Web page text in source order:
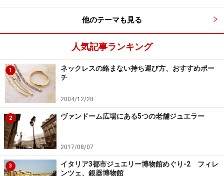
他のテーマも見る
人気記事ランキング
1
ネックレスの絡まない持ち運び方、おすすめポー
チ
2004/12/28
2 ヴァンドーム広場にある5つの老舗ジュエラー
2017/08/07
3
イタリア3都市ジュエリー博物館めぐり-2 フィレ
ンツェ、銀器博物館